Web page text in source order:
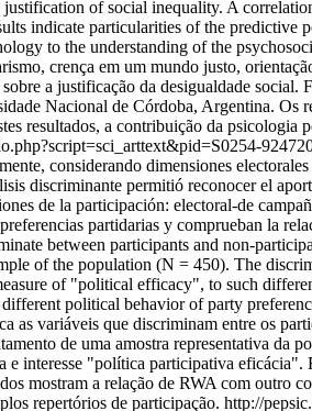
of social inequality. A
indicate particularities of the predictive
to the understanding of the
crença em um mundo justo,
a justificação da desigualdade
Nacional de Córdoba, Argentina. Os
resultados, a contribuição da psicologia
considerando dimensiones
discriminante permitió reconocer el
de la participación: electoral-de
partidarias y comprueban la
between participants and non-
of the population (N = 450). The
of "political efficacy", to such
political behavior of party
as variáveis que discriminam entre os
de uma amostra representativa
interesse "política participativa eficácia".
mostram a relação de RWA com outro
repertórios de participação. http://